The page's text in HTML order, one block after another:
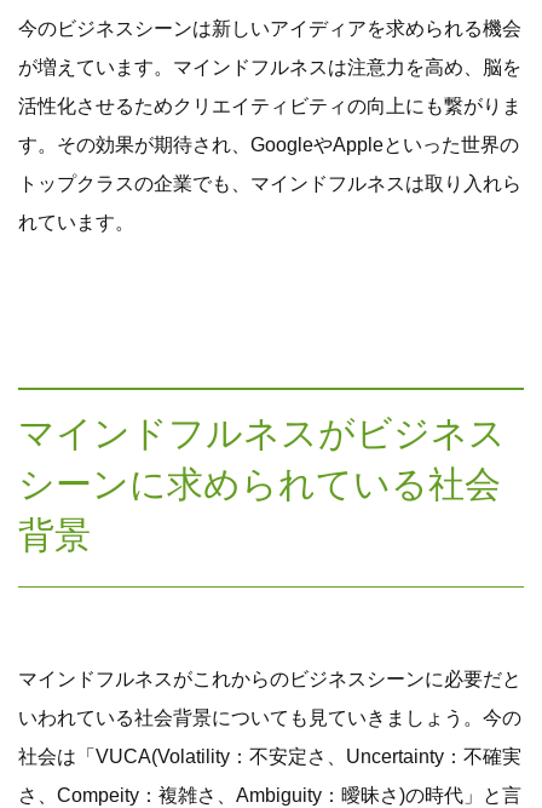
今のビジネスシーンは新しいアイディアを求められる機会
が増えています。マインドフルネスは注意力を高め、脳を
活性化させるためクリエイティビティの向上にも繋がりま
す。その効果が期待され、GoogleやAppleといった世界の
トップクラスの企業でも、マインドフルネスは取り入れら
れています。
マインドフルネスがビジネス
シーンに求められている社会
背景
マインドフルネスがこれからのビジネスシーンに必要だと
いわれている社会背景についても見ていきましょう。今の
社会は「VUCA(Volatility：不安定さ、Uncertainty：不確実
さ、Compeity：複雑さ、Ambiguity：曖昧さ)の時代」と言